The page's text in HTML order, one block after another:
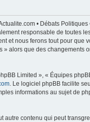
• Débats Politiques
responsable de toutes
et nous ferons tout pour que
alors que des changements
Limited », « Équipes
. Le logiciel phpBB facilite
informations au sujet de
contenu qui peut